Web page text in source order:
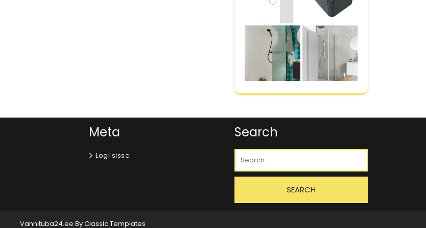
Meta
Logi sisse
Search
Vannituba24.ee By Classic Templates